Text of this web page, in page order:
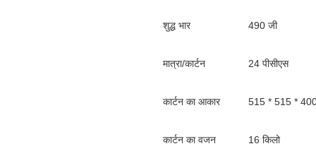
शुद्ध भार 490 जी
मात्रा/कार्टन 24 पीसीएस
कार्टन का आकार 515 * 515 *
कार्टन का वजन 16 किलो